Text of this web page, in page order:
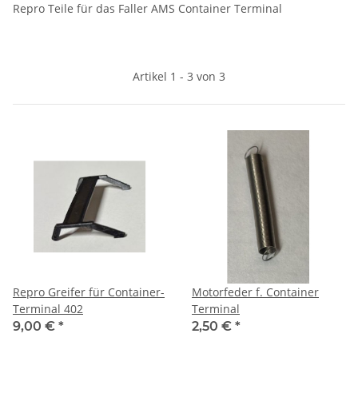
Repro Teile für das Faller AMS Container Terminal
Artikel 1 - 3 von 3
Repro Greifer für Container-
Terminal 402
9,00 € *
Motorfeder f. Container
Terminal
2,50 € *